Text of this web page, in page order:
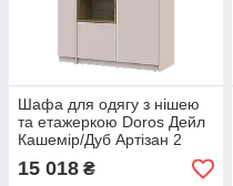
Шафа для одягу з нішею
та етажеркою Doros Дейл
Кашемір/Дуб Артізан 2
ДСП 143.2х52х220
(44900336)
15 018 ₴